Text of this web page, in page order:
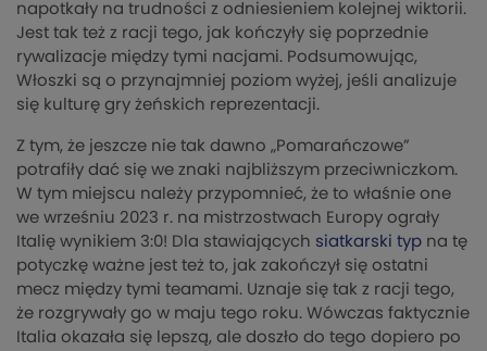
napotkały na trudności z odniesieniem kolejnej wiktorii.
Jest tak też z racji tego, jak kończyły się poprzednie
rywalizacje między tymi nacjami. Podsumowując,
Włoszki są o przynajmniej poziom wyżej, jeśli analizuje
się kulturę gry żeńskich reprezentacji.
Z tym, że jeszcze nie tak dawno „Pomarańczowe”
potrafiły dać się we znaki najbliższym przeciwniczkom.
W tym miejscu należy przypomnieć, że to właśnie one
we wrześniu 2023 r. na mistrzostwach Europy ograły
Italię wynikiem 3:0! Dla stawiających siatkarski typ na tę
potyczkę ważne jest też to, jak zakończył się ostatni
mecz między tymi teamami. Uznaje się tak z racji tego,
że rozgrywały go w maju tego roku. Wówczas faktycznie
Italia okazała się lepszą, ale doszło do tego dopiero po